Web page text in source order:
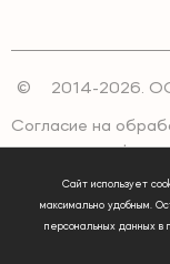
© 2014-2026.
Согласие на
Политика
Сайт использует
максимально удобным.
персональных данных в